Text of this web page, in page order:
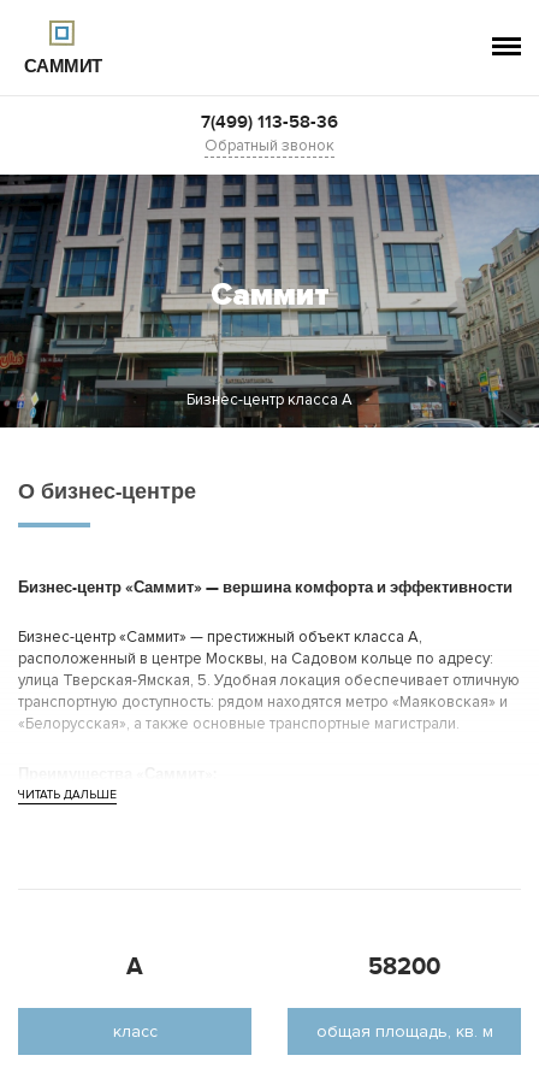
САММИТ
7(499) 113-58-36
Обратный звонок
Саммит
Бизнес-центр класса A
О бизнес-центре
Бизнес-центр «Саммит» — вершина комфорта и эффективности
Бизнес-центр «Саммит» — престижный объект класса A,
расположенный в центре Москвы, на Садовом кольце по адресу:
улица Тверская-Ямская, 5. Удобная локация обеспечивает отличную
транспортную доступность: рядом находятся метро «Маяковская» и
«Белорусская», а также основные транспортные магистрали.
парковка и другие удобства для сотрудников и гостей.
Транспортная доступность: стратегическое расположение в центре
Бизнес-центр «Саммит» — оптимальный выбор для компаний,
стремящихся к престижу, комфорту и удобству работы.
ЧИТАТЬ ДАЛЬШЕ
A
класс
58200
общая площадь, кв. м